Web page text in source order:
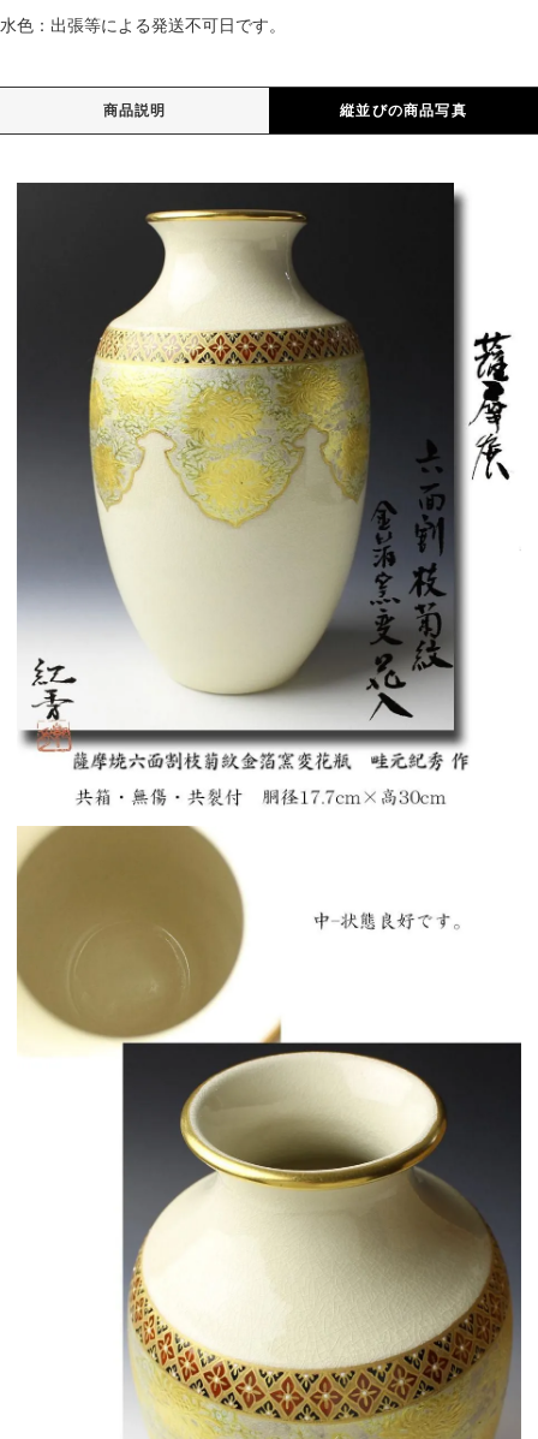
水色：出張等による発送不可日です。
商品説明 縦並びの商品写真